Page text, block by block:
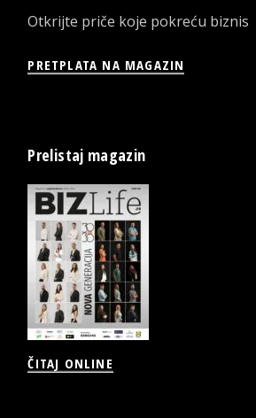
Otkrijte priče koje pokreću biznis
PRETPLATA NA MAGAZIN
Prelistaj magazin
ČITAJ ONLINE